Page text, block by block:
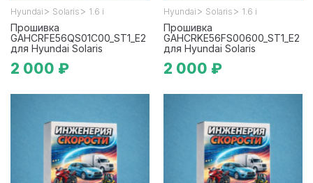
Hyundai > Solaris > 1.6 i
Прошивка
GAHCRFE56QS01C00_ST1_E2
для Hyundai Solaris
2 000 ₽
Hyundai > Solaris > 1.6 i
Прошивка
GAHCRKE56FS00600_ST1_E2
для Hyundai Solaris
2 000 ₽